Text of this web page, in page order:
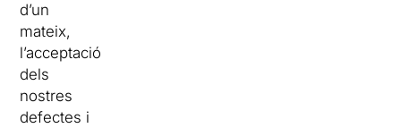
d’un
mateix,
l’acceptació
dels
nostres
defectes i